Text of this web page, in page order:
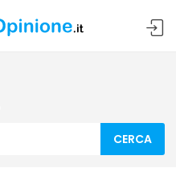
CERCA